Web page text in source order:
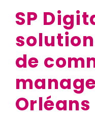
SP
de
Orléans